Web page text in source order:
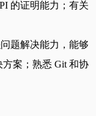
的证明能力；有关
题解决能力，能够
案；熟悉 Git 和协